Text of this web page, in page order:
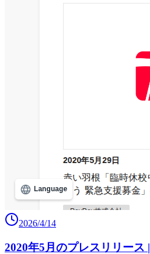
2026/4/14
2020年5月のプレスリリース